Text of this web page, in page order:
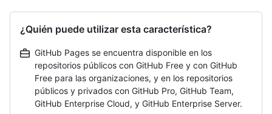
¿Quién puede utilizar esta característica?
GitHub Pages se encuentra disponible en los
repositorios públicos con GitHub Free y con GitHub
Free para las organizaciones, y en los repositorios
públicos y privados con GitHub Pro, GitHub Team,
GitHub Enterprise Cloud, y GitHub Enterprise Server.